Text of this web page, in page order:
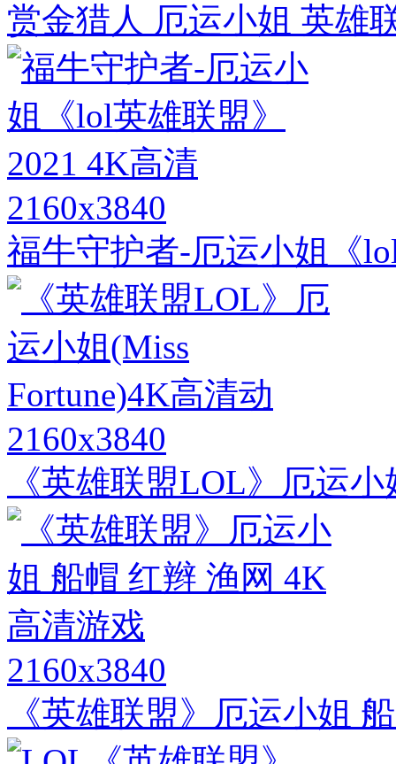
赏金猎人 厄运小姐 英雄
2160x3840
福牛守护者-厄运小姐《
2160x3840
《英雄联盟LOL》厄运
2160x3840
《英雄联盟》厄运小姐